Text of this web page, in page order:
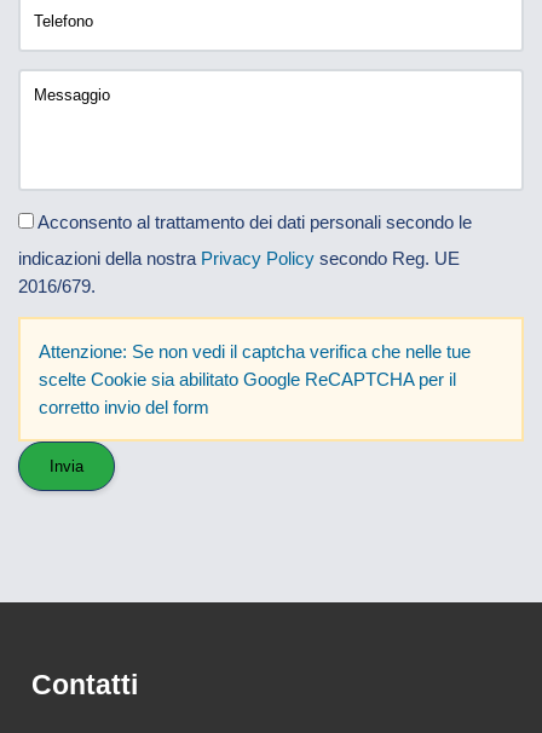
Acconsento al trattamento dei dati personali secondo le
indicazioni della nostra Privacy Policy secondo Reg. UE
2016/679.
Attenzione: Se non vedi il captcha verifica che nelle tue
scelte Cookie sia abilitato Google ReCAPTCHA per il
corretto invio del form
Contatti